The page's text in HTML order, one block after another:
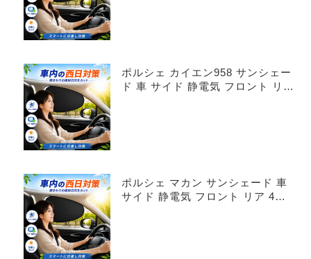
ポルシェ カイエン958 サンシェー
ド 車 サイド 静電気 フロント リア
ポルシェ マカン サンシェード 車
サイド 静電気 フロント リア 4枚